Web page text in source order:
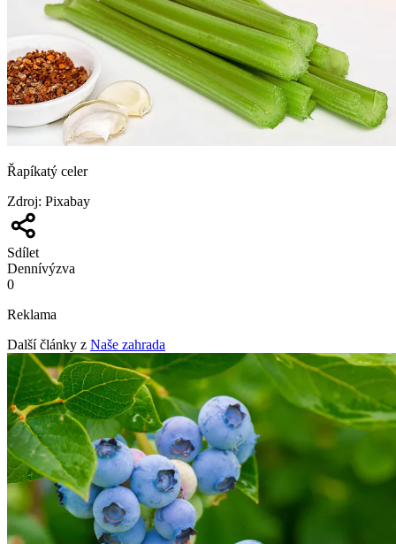
Řapíkatý celer
Zdroj: Pixabay
Sdílet
Dennívýzva
0
Reklama
Další články z Naše zahrada